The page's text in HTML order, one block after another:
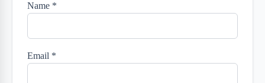
Name *
Email *